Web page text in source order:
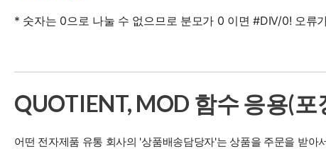
* 숫자는 0으로 나눌 수 없으므로 분모가 0 이면 #DIV/0! 오류
QUOTIENT, MOD 함수 응용(포
어떤 전자제품 유통 회사의 '상품배송담당자'는 상품을 주문을 받